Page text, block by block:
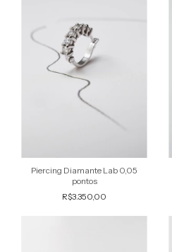
Piercing Diamante Lab 0,05
pontos
R$3.350,00